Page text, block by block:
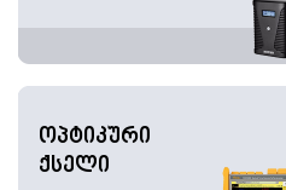
ოპტიკური
ქსელი